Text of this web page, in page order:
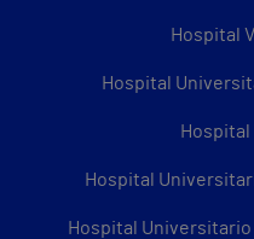
Hospital
Hospital
Hospital
Hospital
Hospital